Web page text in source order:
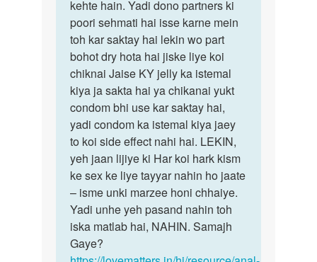
Aunty
ji
aurat
ki
gaad
maarna
by
mukesh
isse
Anal
sex
ya
guda
kehte hain. Yadi dono partners ki
poori sehmati hai isse karne mein
toh kar saktay hai lekin wo part
bohot dry hota hai jiske liye koi
chiknai Jaise KY jelly ka istemal
kiya ja sakta hai ya chikanai yukt
condom bhi use kar saktay hai,
yadi condom ka istemal kiya jaey
to koi side effect nahi hai. LEKIN,
yeh jaan lijiye ki Har koi hark kism
ke sex ke liye tayyar nahin ho jaate
– isme unki marzee honi chhaiye.
Yadi unhe yeh pasand nahin toh
iska matlab hai, NAHIN. Samajh
Gaye?